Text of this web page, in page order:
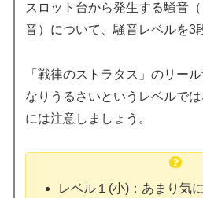
スロット台から発生する騒音
音）について、騒音レベルを3
「戦律のストラタス」のリー
なりうるさいというレベルで
には注意しましょう。
レベル１(小)：あまり気